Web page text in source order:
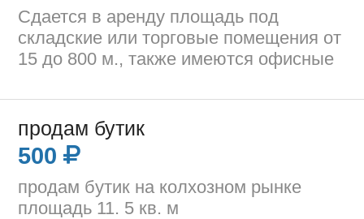
Сдается в аренду площадь под
складские или торговые помещения от
15 до 800 м., также имеются офисные
продам бутик
500
продам бутик на колхозном рынке
площадь 11. 5 кв. м